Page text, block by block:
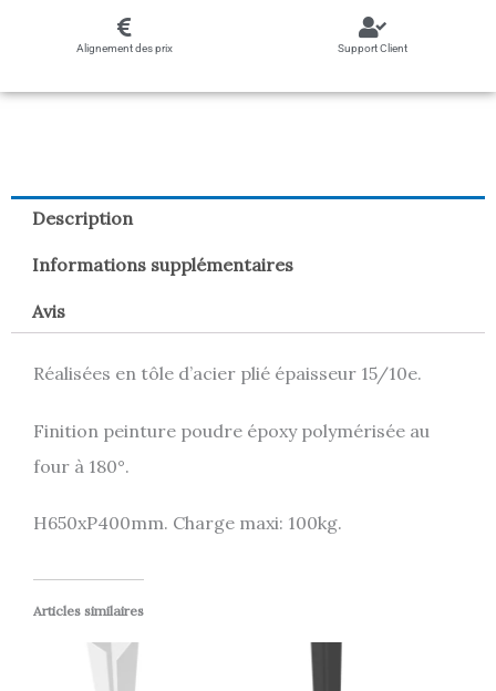
Alignement des prix Support Client
Description
Informations supplémentaires
Avis
Réalisées en tôle d’acier plié épaisseur 15/10e.
Finition peinture poudre époxy polymérisée au
four à 180°.
H650xP400mm. Charge maxi: 100kg.
Articles similaires